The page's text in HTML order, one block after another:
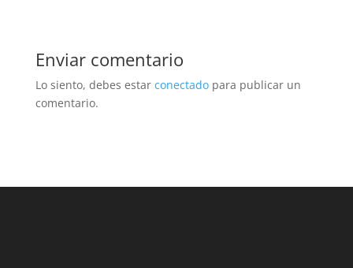
Enviar comentario
Lo siento, debes estar conectadopara publicar un
comentario.